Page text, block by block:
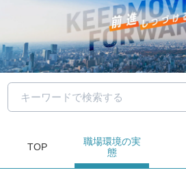
TOP
職場環境の実
態